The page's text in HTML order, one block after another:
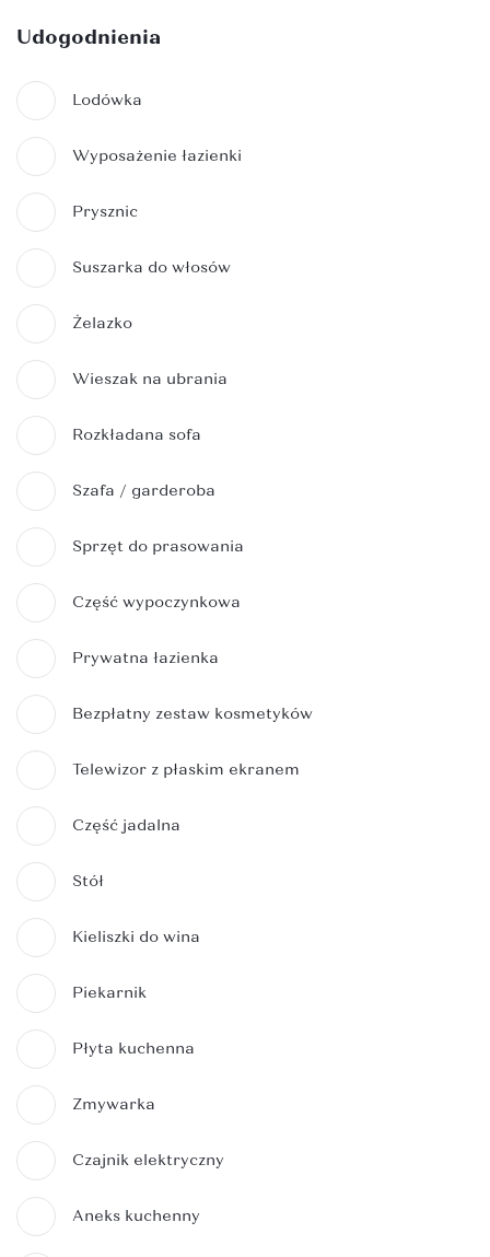
Udogodnienia
Lodówka
Wyposażenie łazienki
Prysznic
Suszarka do włosów
Żelazko
Wieszak na ubrania
Rozkładana sofa
Szafa / garderoba
Sprzęt do prasowania
Część wypoczynkowa
Prywatna łazienka
Bezpłatny zestaw kosmetyków
Telewizor z płaskim ekranem
Część jadalna
Stół
Kieliszki do wina
Piekarnik
Płyta kuchenna
Zmywarka
Czajnik elektryczny
Aneks kuchenny